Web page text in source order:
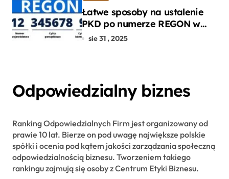
Łatwe sposoby na ustalenie
PKD po numerze REGON w
kilku prostych krokach
sie 31 , 2025
Odpowiedzialny biznes
Ranking Odpowiedzialnych Firm jest organizowany od
prawie 10 lat. Bierze on pod uwagę największe polskie
spółki i ocenia pod kątem jakości zarządzania społeczną
odpowiedzialnością biznesu. Tworzeniem takiego
rankingu zajmują się osoby z Centrum Etyki Biznesu.